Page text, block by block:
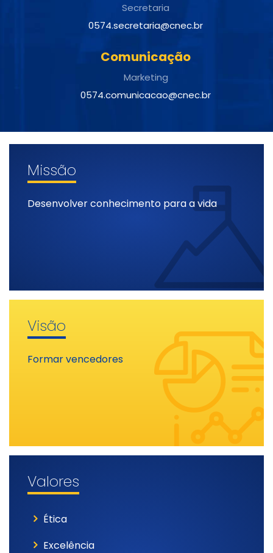
Secretaria
0574.secretaria@cnec.br
Comunicação
Marketing
0574.comunicacao@cnec.br
Missão
Desenvolver conhecimento para a vida
Visão
Formar vencedores
Valores
Ética
Excelência